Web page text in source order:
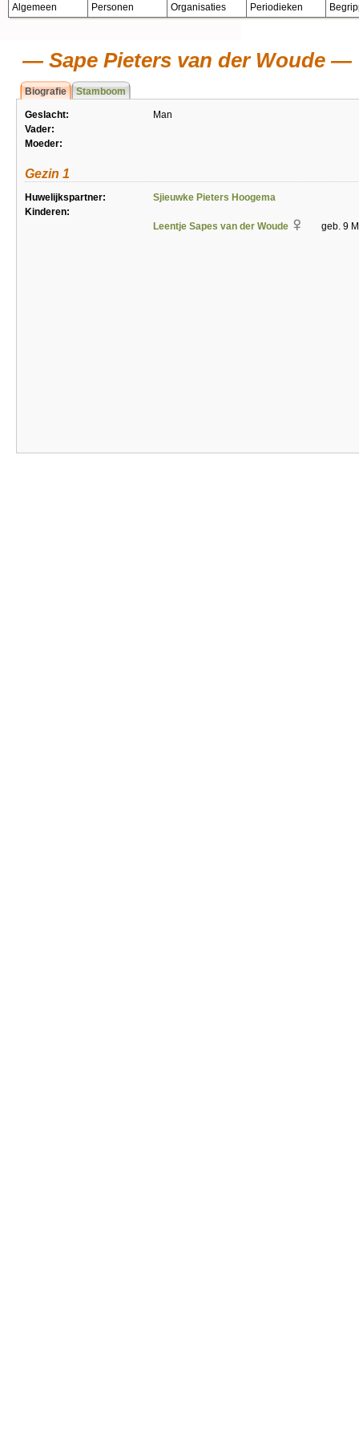
Algemeen Personen Organisaties Periodieken
Sape Pieters van der Woude
Biografie Stamboom
Geslacht:
Man
Vader:
Moeder:
Gezin 1
Huwelijkspartner:
Sjieuwke Pieters Hoogema
Kinderen:
Leentje Sapes van der Woude
geb. 9